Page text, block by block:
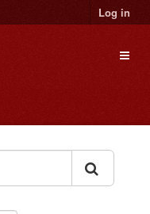
Log in